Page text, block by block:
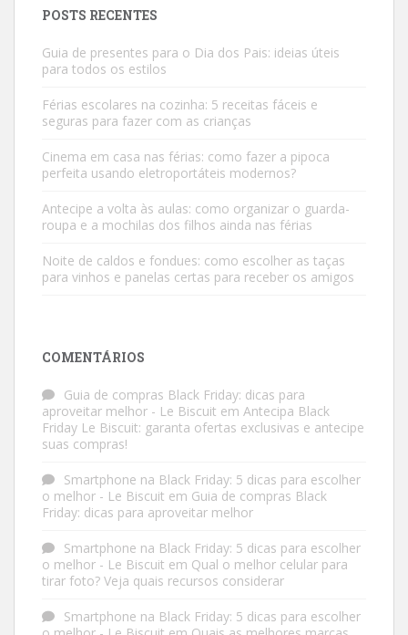
POSTS RECENTES
Guia de presentes para o Dia dos Pais: ideias úteis
para todos os estilos
Férias escolares na cozinha: 5 receitas fáceis e
seguras para fazer com as crianças
Cinema em casa nas férias: como fazer a pipoca
perfeita usando eletroportáteis modernos?
Antecipe a volta às aulas: como organizar o guarda-
roupa e a mochilas dos filhos ainda nas férias
Noite de caldos e fondues: como escolher as taças
para vinhos e panelas certas para receber os amigos
COMENTÁRIOS
Guia de compras Black Friday: dicas para
aproveitar melhor - Le Biscuit em Antecipa Black
Friday Le Biscuit: garanta ofertas exclusivas e antecipe
suas compras!
Smartphone na Black Friday: 5 dicas para escolher
o melhor - Le Biscuit em Guia de compras Black
Friday: dicas para aproveitar melhor
Smartphone na Black Friday: 5 dicas para escolher
o melhor - Le Biscuit em Qual o melhor celular para
tirar foto? Veja quais recursos considerar
Smartphone na Black Friday: 5 dicas para escolher